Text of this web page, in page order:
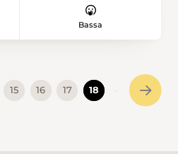
Ce sont des chemins
bétail, encadrés par des
Bassa
15 16 17 18